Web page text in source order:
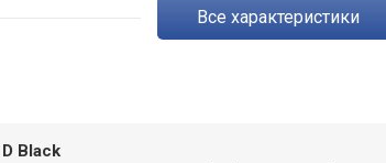
Все характеристики
Black